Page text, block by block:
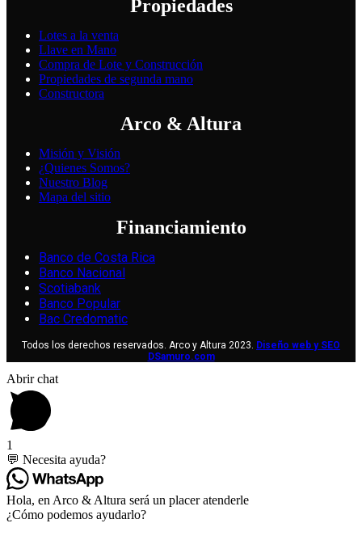
Propiedades
Lotes a la venta
Llave en Mano
Compra de Lote y Construcción
Propiedades de segunda mano
Constructora
Arco & Altura
Misión y Visión
¿Quienes Somos?
Nuestro Blog
Mapa del sitio
Financiamiento
Banco de Costa Rica
Banco Nacional
Scotiabank
Banco Popular
Bac Credomatic
Todos los derechos reservados. Arco y Altura 2023. Diseño web y SEO
DSamuro.com
Abrir chat
1
💬 Necesita ayuda?
Hola, en Arco & Altura será un placer atenderle
¿Cómo podemos ayudarlo?